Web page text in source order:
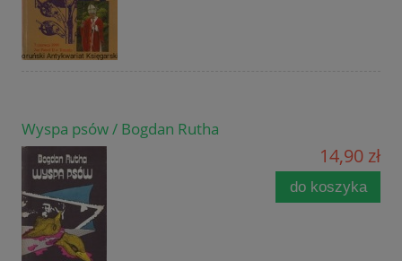
Wyspa psów / Bogdan Rutha
14,90 zł
do koszyka